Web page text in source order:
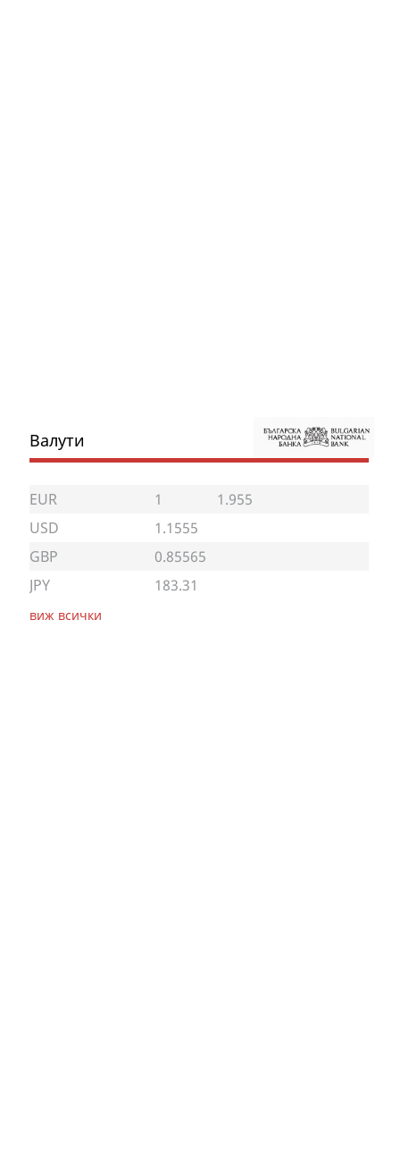
Валути
EUR 1
1.955
USD
1.1555
GBP
0.85565
JPY
183.31
виж всички